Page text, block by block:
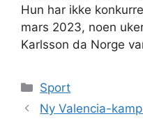
Hun har ikke
mars 2023, noen
Karlsson da Norge
Kategorier
Sport
Ny Valencia-